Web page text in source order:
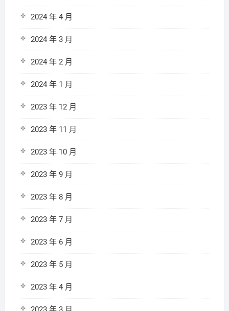
2024 年 4 月
2024 年 3 月
2024 年 2 月
2024 年 1 月
2023 年 12 月
2023 年 11 月
2023 年 10 月
2023 年 9 月
2023 年 8 月
2023 年 7 月
2023 年 6 月
2023 年 5 月
2023 年 4 月